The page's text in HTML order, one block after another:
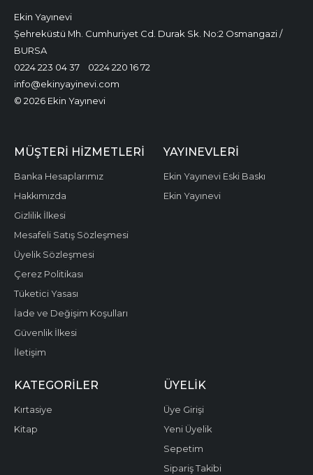
Ekin Yayınevi
Şehreküstü Mh. Cumhuriyet Cd. Durak Sk. No:2 Osmangazi /
BURSA
0224 223 04 37
0224 220 16 72
info@ekinyayinevi.com
© 2026 Ekin Yayınevi
MÜŞTERI HIZMETLERI
Banka Hesaplarımız
Hakkımızda
Gizlilik İlkesi
Mesafeli Satış Sözleşmesi
Üyelik Sözleşmesi
Çerez Politikası
Tüketici Yasası
İade ve Değişim Koşulları
Güvenlik İlkesi
İletişim
YAYINEVLERI
Ekin Yayınevi Eski Baskı
Ekin Yayınevi
KATEGORILER
Kırtasiye
Kitap
ÜYELIK
Üye Girişi
Yeni Üyelik
Sepetim
Sipariş Takibi